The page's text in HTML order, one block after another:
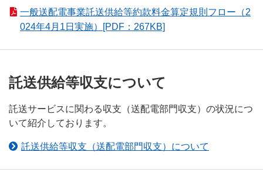
一般送配電事業託送供給等約款料金算定規則フロー（2
024年4月1日実施）[PDF：267KB]
託送供給等収支について
託送サービスに関わる収支（送配電部門収支）の状況につ
いて紹介しております。
託送供給等収支（送配電部門収支）について